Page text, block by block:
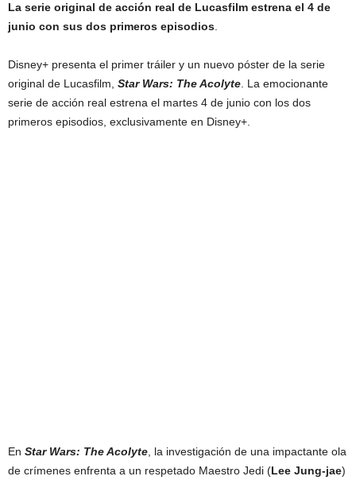
La serie original de acción real de Lucasfilm estrena el 4 de
junio con sus dos primeros episodios.
Disney+ presenta el primer tráiler y un nuevo póster de la serie
original de Lucasfilm, Star Wars: The Acolyte. La emocionante
serie de acción real estrena el martes 4 de junio con los dos
primeros episodios, exclusivamente en Disney+.
En Star Wars: The Acolyte, la investigación de una impactante ola
de crímenes enfrenta a un respetado Maestro Jedi (Lee Jung-jae)